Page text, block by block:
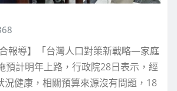
報導】「台灣人口對策新戰略—家庭
預計明年上路，行政院28日表示，經
況健康，相關預算來源沒有問題，18